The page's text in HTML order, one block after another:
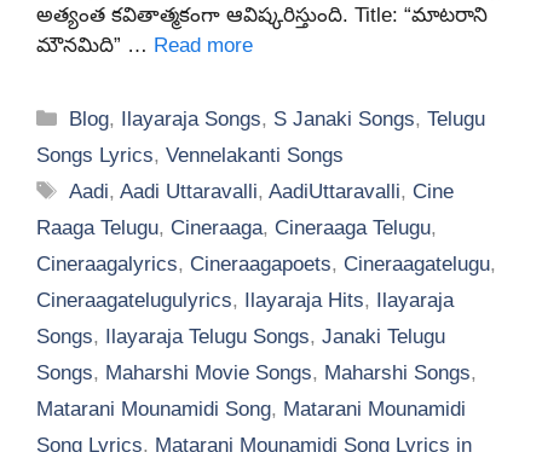
అత్యంత కవితాత్మకంగా ఆవిష్కరిస్తుంది. Title: “మాటరాని
మౌనమిది” … Read more
Categories
Blog, Ilayaraja Songs, S Janaki Songs,Telugu
Songs Lyrics, Vennelakanti Songs
Tags
Aadi,Aadi Uttaravalli,AadiUttaravalli, Cine
Raaga Telugu, Cineraaga, Cineraaga Telugu,
Cineraagalyrics, Cineraagapoets, Cineraagatelugu,
Cineraagatelugulyrics, Ilayaraja Hits, Ilayaraja
Songs, Ilayaraja Telugu Songs, Janaki Telugu
Songs, Maharshi Movie Songs, Maharshi Songs,
Matarani Mounamidi Song, Matarani Mounamidi
Song Lyrics, Matarani Mounamidi Song Lyrics in